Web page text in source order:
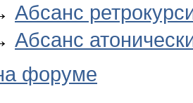
Абсанс
Абсанс
форуме